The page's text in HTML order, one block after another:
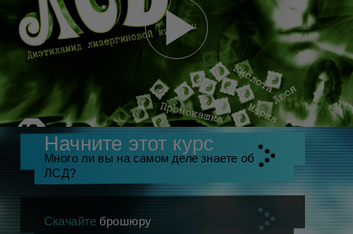
Начните этот курс
Много ли вы на самом деле знаете об
ЛСД?
Скачайте брошюру